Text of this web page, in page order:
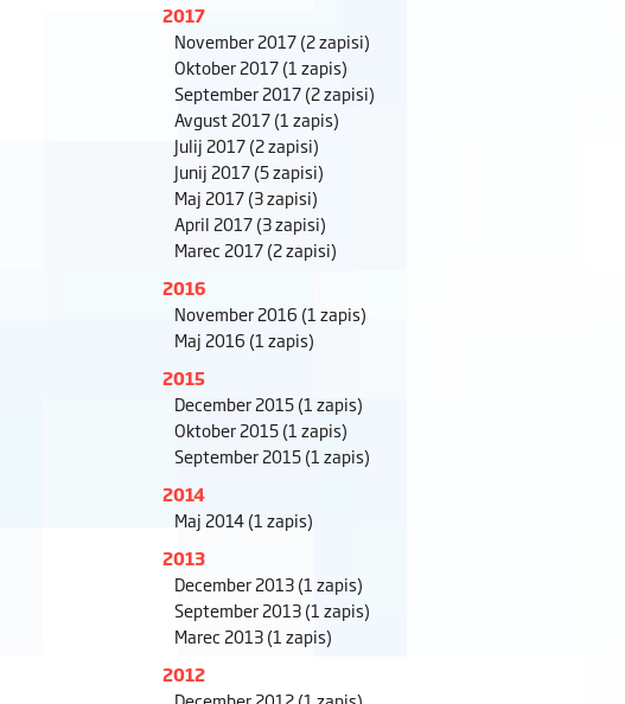
2017
November 2017(2 zapisi)
Oktober 2017(1 zapis)
September 2017(2 zapisi)
Avgust 2017(1 zapis)
Julij 2017(2 zapisi)
Junij 2017(5 zapisi)
Maj 2017(3 zapisi)
April 2017(3 zapisi)
Marec 2017(2 zapisi)
2016
November 2016 (1 zapis)
Maj 2016 (1 zapis)
2015
December 2015(1 zapis)
Oktober 2015(1 zapis)
September 2015(1 zapis)
2014
Maj 2014(1 zapis)
2013
December 2013(1 zapis)
September 2013(1 zapis)
Marec 2013(1 zapis)
2012